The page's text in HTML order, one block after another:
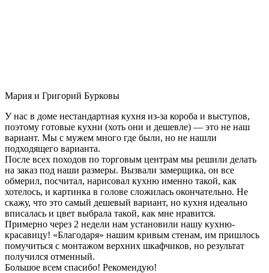
Мария и Григорий Бурковы
У нас в доме нестандартная кухня из-за короба и выступов,
поэтому готовые кухни (хоть они и дешевле) — это не наш
вариант. Мы с мужем много где были, но не нашли
подходящего варианта.
После всех походов по торговым центрам мы решили делать
на заказ под наши размеры. Вызвали замерщика, он все
обмерил, посчитал, нарисовал кухню именно такой, как
хотелось, и картинка в голове сложилась окончательно. Не
скажу, что это самый дешевый вариант, но кухня идеально
вписалась и цвет выбрала такой, как мне нравится.
Примерно через 2 недели нам установили нашу кухню-
красавицу! «Благодаря» нашим кривым стенам, им пришлось
помучиться с монтажом верхних шкафчиков, но результат
получился отменный.
Большое всем спасибо! Рекомендую!